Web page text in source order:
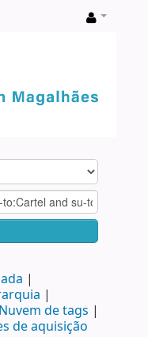
Nuvem de tags
de aquisição